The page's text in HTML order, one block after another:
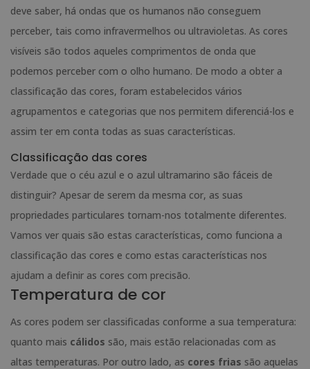
deve saber, há ondas que os humanos não conseguem
perceber, tais como infravermelhos ou ultravioletas. As cores
visíveis são todos aqueles comprimentos de onda que
podemos perceber com o olho humano. De modo a obter a
classificação das cores, foram estabelecidos vários
agrupamentos e categorias que nos permitem diferenciá-los e
assim ter em conta todas as suas características.
Classificação das cores
Verdade que o céu azul e o azul ultramarino são fáceis de
distinguir? Apesar de serem da mesma cor, as suas
propriedades particulares tornam-nos totalmente diferentes.
Vamos ver quais são estas características, como funciona a
classificação das cores e como estas características nos
ajudam a definir as cores com precisão.
Temperatura de cor
As cores podem ser classificadas conforme a sua temperatura:
quanto mais cálidos são, mais estão relacionadas com as
altas temperaturas. Por outro lado, as cores frias são aquelas